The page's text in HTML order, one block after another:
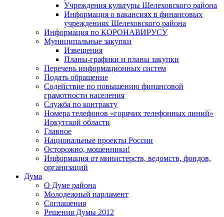
Учреждения культуры Шелеховского района
Информация о вакансиях в финансовых
учреждениях Шелеховского района
Информация по КОРОНАВИРУСУ
Муниципальные закупки
Извещения
Планы-графики и планы закупки
Перечень информационных систем
Подать обращение
Содействие по повышению финансовой
грамотности населения
Служба по контракту
Номера телефонов «горячих телефонных линий»
Иркутской области
Главное
Национальные проекты России
Осторожно, мошенники!
Информация от министерств, ведомств, фондов,
организаций
Дума
О Думе района
Молодежный парламент
Соглашения
Решения Думы 2012